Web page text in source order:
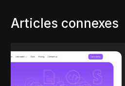
Articles connexes